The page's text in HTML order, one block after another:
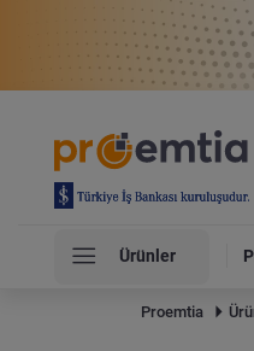
Ürünler
Proemtia